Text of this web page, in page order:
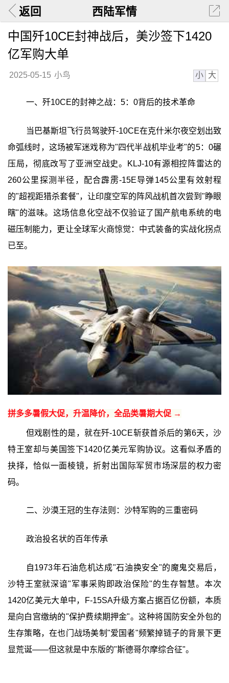
返回 西陆军情
中国歼10CE封神战后，美沙签下1420
亿军购大单
2025-05-15 小鸟 小 大
一、歼10CE的封神之战：5：0背后的技术革命
当巴基斯坦飞行员驾驶歼-10CE在克什米尔夜空划出致
命弧线时，这场被军迷戏称为"四代半战机毕业考"的5：0碾
压局，彻底改写了亚洲空战史。KLJ-10有源相控阵雷达的
260公里探测半径，配合霹雳-15E导弹145公里有效射程
的"超视距猎杀套餐"，让印度空军的阵风战机首次尝到"睁眼
瞎"的滋味。这场信息化空战不仅验证了国产航电系统的电
磁压制能力，更让全球军火商惊觉：中式装备的实战化拐点
已至。
拼多多暑假大促，升温降价，全品类暑期大促 →
但戏剧性的是，就在歼-10CE斩获首杀后的第6天，沙
特王室却与美国签下1420亿美元军购协议。这看似矛盾的
抉择，恰似一面棱镜，折射出国际军贸市场深层的权力密
码。
二、沙漠王冠的生存法则：沙特军购的三重密码
政治投名状的百年传承
自1973年石油危机达成"石油换安全"的魔鬼交易后，
沙特王室就深谙"军事采购即政治保险"的生存智慧。本次
1420亿美元大单中，F-15SA升级方案占据百亿份额，本质
是向白宫缴纳的"保护费续期押金"。这种将国防安全外包的
生存策略，在也门战场美制"爱国者"频繁掉链子的背景下更
显荒诞——但这就是中东版的"斯德哥尔摩综合征"。